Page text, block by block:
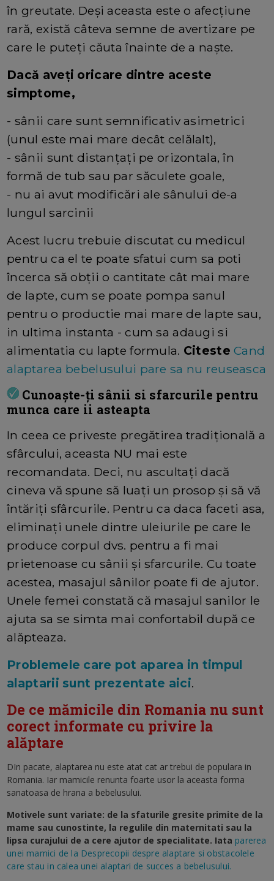
în greutate. Deși aceasta este o afecțiune
rară, există câteva semne de avertizare pe
care le puteți căuta înainte de a naște.
Dacă aveți oricare dintre aceste
simptome,
- sânii care sunt semnificativ asimetrici
(unul este mai mare decât celălalt),
- sânii sunt distanțați pe orizontala, în
formă de tub sau par săculete goale,
- nu ai avut modificări ale sânului de-a
lungul sarcinii
Acest lucru trebuie discutat cu medicul
pentru ca el te poate sfatui cum sa poti
încerca să obții o cantitate cât mai mare
de lapte, cum se poate pompa sanul
pentru o productie mai mare de lapte sau,
in ultima instanta - cum sa adaugi si
alimentatia cu lapte formula. CitesteCand
alaptarea bebelusului pare sa nu reuseasca
Cunoaște-ți sânii si sfarcurile pentru
munca care ii asteapta
In ceea ce priveste pregătirea tradițională a
sfârcului, aceasta NU mai este
recomandata. Deci, nu ascultați dacă
cineva vă spune să luați un prosop și să vă
întăriți sfârcurile. Pentru ca daca faceti asa,
eliminați unele dintre uleiurile pe care le
produce corpul dvs. pentru a fi mai
prietenoase cu sânii și sfarcurile. Cu toate
acestea, masajul sânilor poate fi de ajutor.
Unele femei constată că masajul sanilor le
ajuta sa se simta mai confortabil după ce
alăpteaza.
Problemele care pot aparea in timpul
alaptarii sunt prezentate aici.
De ce mămicile din Romania nu sunt
corect informate cu privire la
alăptare
DIn pacate, alaptarea nu este atat cat ar trebui de populara in
Romania. Iar mamicile renunta foarte usor la aceasta forma
sanatoasa de hrana a bebelusului.
Motivele sunt variate: de la sfaturile gresite primite de la
mame sau cunostinte, la regulile din maternitati sau la
lipsa curajului de a cere ajutor de specialitate. Iata parerea
unei mamici de la Desprecopii despre alaptare si obstacolele
care stau in calea unei alaptari de succes a bebelusului.